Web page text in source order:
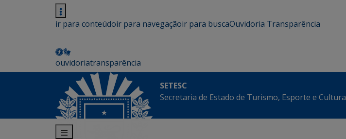
ir para conteúdoir para navegaçãoir para buscaOuvidoria Transparência
ouvidoriatransparência
SETESC
Secretaria de Estado de Turismo, Esporte e Cultura